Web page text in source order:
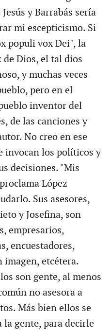
y Barrabás sería
mi escepticismo. Si
populi vox Dei", la
de Dios, el tal dios
y muchas veces
pero en el
inventor del
de las canciones y
No creo en ese
invocan los políticos y
decisiones. "Mis
López
Sus asesores,
y Josefina, son
empresarios,
encuestadores,
imagen, etcétera.
son gente, al menos
no asesora a
Más bien ellos se
la gente, para decirle